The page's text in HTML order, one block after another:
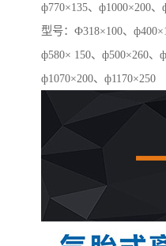
ф770×135、ф1000×200
型号：Ф318×100、
ф580× 150、ф500×260、
ф1070×200、ф1170×250